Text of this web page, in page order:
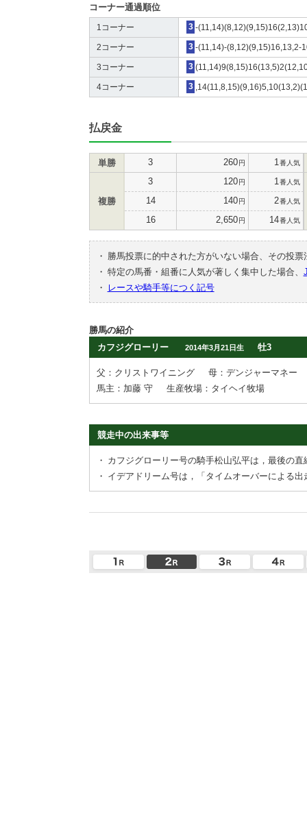
コーナー通過順位
1コーナー 3 -
2コーナー 3 -(11,14)-(8,12)(9,15)16,13,2-
3コーナー 3
4コーナー 3
払戻金
単勝 3 260円 1 番人気
複勝
3 120円 1 番人気
14 140円 2番人気
16 2,650円 14番人気
・
勝馬投票に的中された方がいない場合、その投
・ 特定の馬番・組番に人気が著しく集中した場合、
・
レースや騎手等につく記号
勝馬の紹介
カフジグローリー
2014年3月21日生 牡3
父：クリストワイニング
母：デンジャーマネー
馬主：加藤 守
生産牧場：タイヘイ牧場
競走中の出来事等
・ カフジグローリー号の騎手松山弘平は，最後の
・ イデアドリーム号は，「タイムオーバーによる